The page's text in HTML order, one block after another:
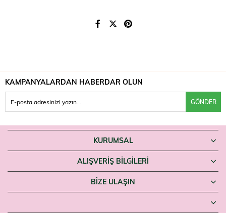
KAMPANYALARDAN HABERDAR OLUN
GÖNDER
KURUMSAL
ALIŞVERİŞ BİLGİLERİ
BIZE ULAŞIN